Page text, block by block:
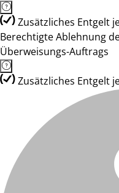
Zusätzliches Entgelt
Berechtigte Ablehnung
Überweisungs-Auftrags
Zusätzliches Entgelt